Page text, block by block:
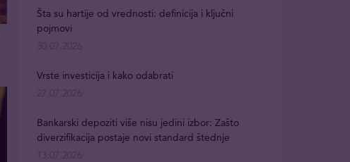
Šta su hartije od vrednosti: definicija i ključni
pojmovi
30.07.2026
Vrste investicija i kako odabrati
27.07.2026
Bankarski depoziti više nisu jedini izbor: Zašto
diverzifikacija postaje novi standard štednje
13.07.2026